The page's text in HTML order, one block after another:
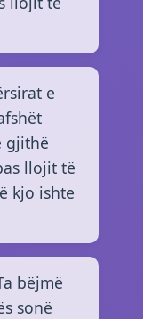
e
gjithë
llojit të
kjo ishte
bëjmë
sonë